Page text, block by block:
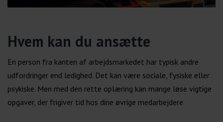
Hvem kan du ansætte
En person fra kanten af arbejdsmarkedet har typisk andre
udfordringer end ledighed. Det kan være sociale, fysiske eller
psykiske. Men med den rette oplæring kan mange løse vigtige
opgaver, der frigiver tid hos dine øvrige medarbejdere